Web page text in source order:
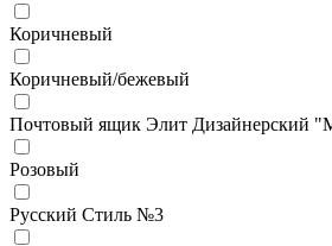
Коричневый
Коричневый/бежевый
Почтовый ящик Элит Дизайнерский
Розовый
Русский Стиль №3